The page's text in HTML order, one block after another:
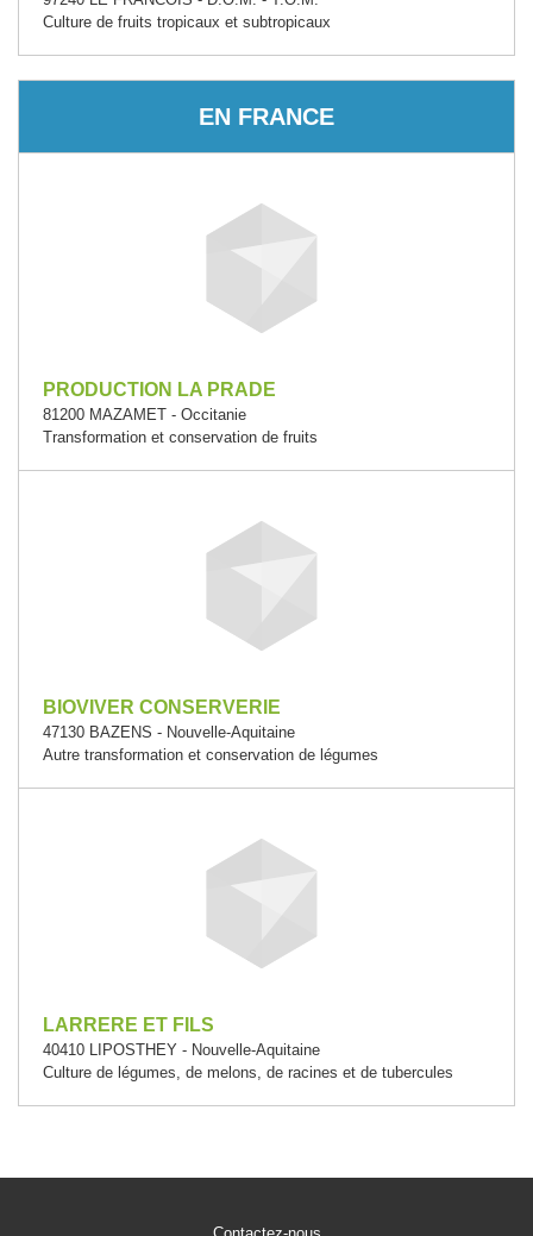
Culture de fruits tropicaux et subtropicaux
EN FRANCE
PRODUCTION LA PRADE
81200 MAZAMET - Occitanie
Transformation et conservation de fruits
BIOVIVER CONSERVERIE
47130 BAZENS - Nouvelle-Aquitaine
Autre transformation et conservation de légumes
LARRERE ET FILS
40410 LIPOSTHEY - Nouvelle-Aquitaine
Culture de légumes, de melons, de racines et de tubercules